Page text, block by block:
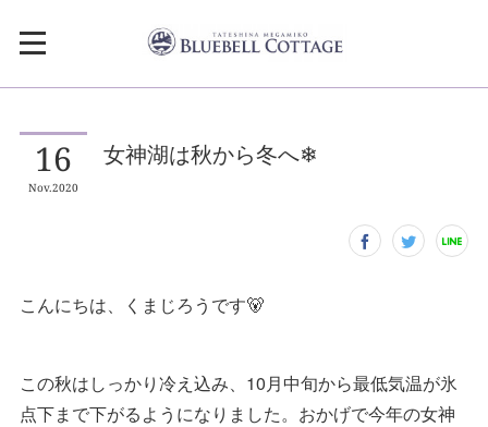
16
Nov 2020
女神湖は秋から冬へ❄
こんにちは、くまじろうです🐻
この秋はしっかり冷え込み、10月中旬から最低気温が氷
点下まで下がるようになりました。おかげで今年の女神